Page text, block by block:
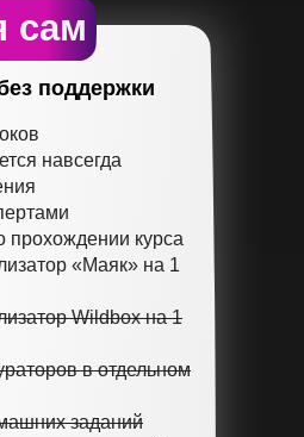
сам
поддержки
навсегда
прохождении курса
«Маяк» на 1
Wildbox на 1
в отдельном
заданий